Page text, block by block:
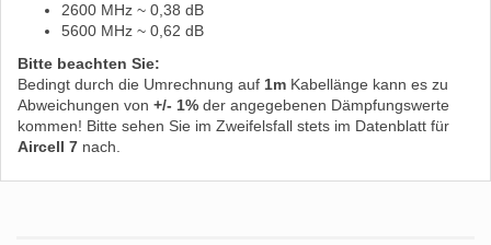
2600 MHz ~ 0,38 dB
5600 MHz ~ 0,62 dB
Bitte beachten Sie:
Bedingt durch die Umrechnung auf 1m Kabellänge kann es zu
Abweichungen von +/- 1% der angegebenen Dämpfungswerte
kommen! Bitte sehen Sie im Zweifelsfall stets im Datenblatt für
Aircell 7 nach.